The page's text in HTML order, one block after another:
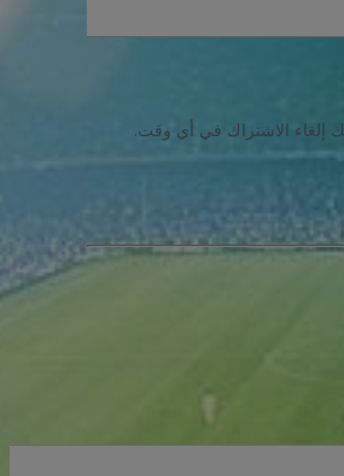
إلغاء الاشتراك في أي وقت.